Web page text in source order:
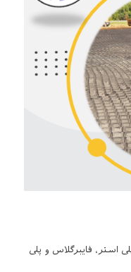
استر، فایبرگلاس و پلی